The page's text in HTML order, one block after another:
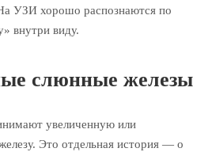
УЗИ хорошо распознаются по
внутри виду.
слюнные железы
увеличенную или
Это отдельная история — о